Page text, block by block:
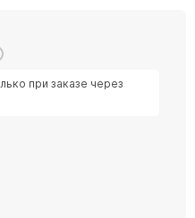
при заказе через